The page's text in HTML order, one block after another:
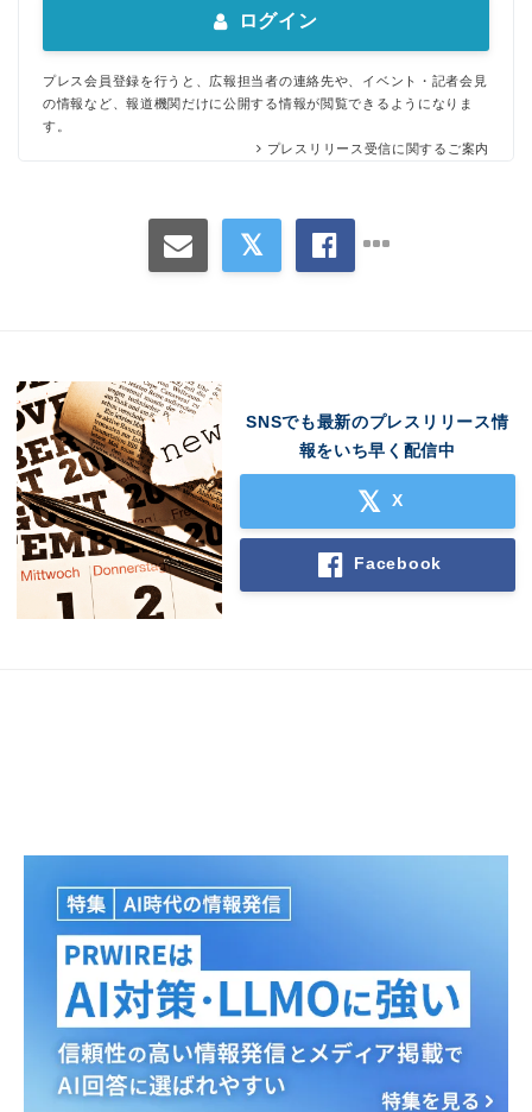
ログイン
プレス会員登録を行うと、広報担当者の連絡先や、イベント・記者会見
の情報など、報道機関だけに公開する情報が閲覧できるようになりま
す。
プレスリリース受信に関するご案内
SNSでも最新のプレスリリース情
報をいち早く配信中
X
Facebook